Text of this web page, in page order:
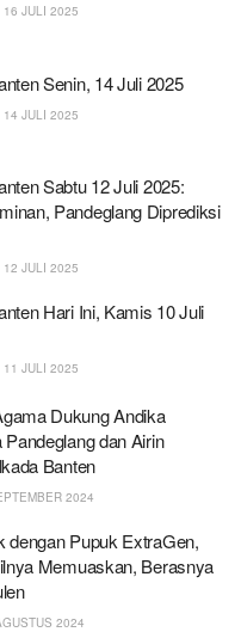
16 JULI 2025
Senin, 14 Juli 2025
14 JULI 2025
Sabtu 12 Juli 2025:
Pandeglang Diprediksi
12 JULI 2025
Hari Ini, Kamis 10 Juli
11 JULI 2025
Dukung Andika
dan Airin
Banten
2024
dengan Pupuk ExtraGen,
Memuaskan, Berasnya
2024